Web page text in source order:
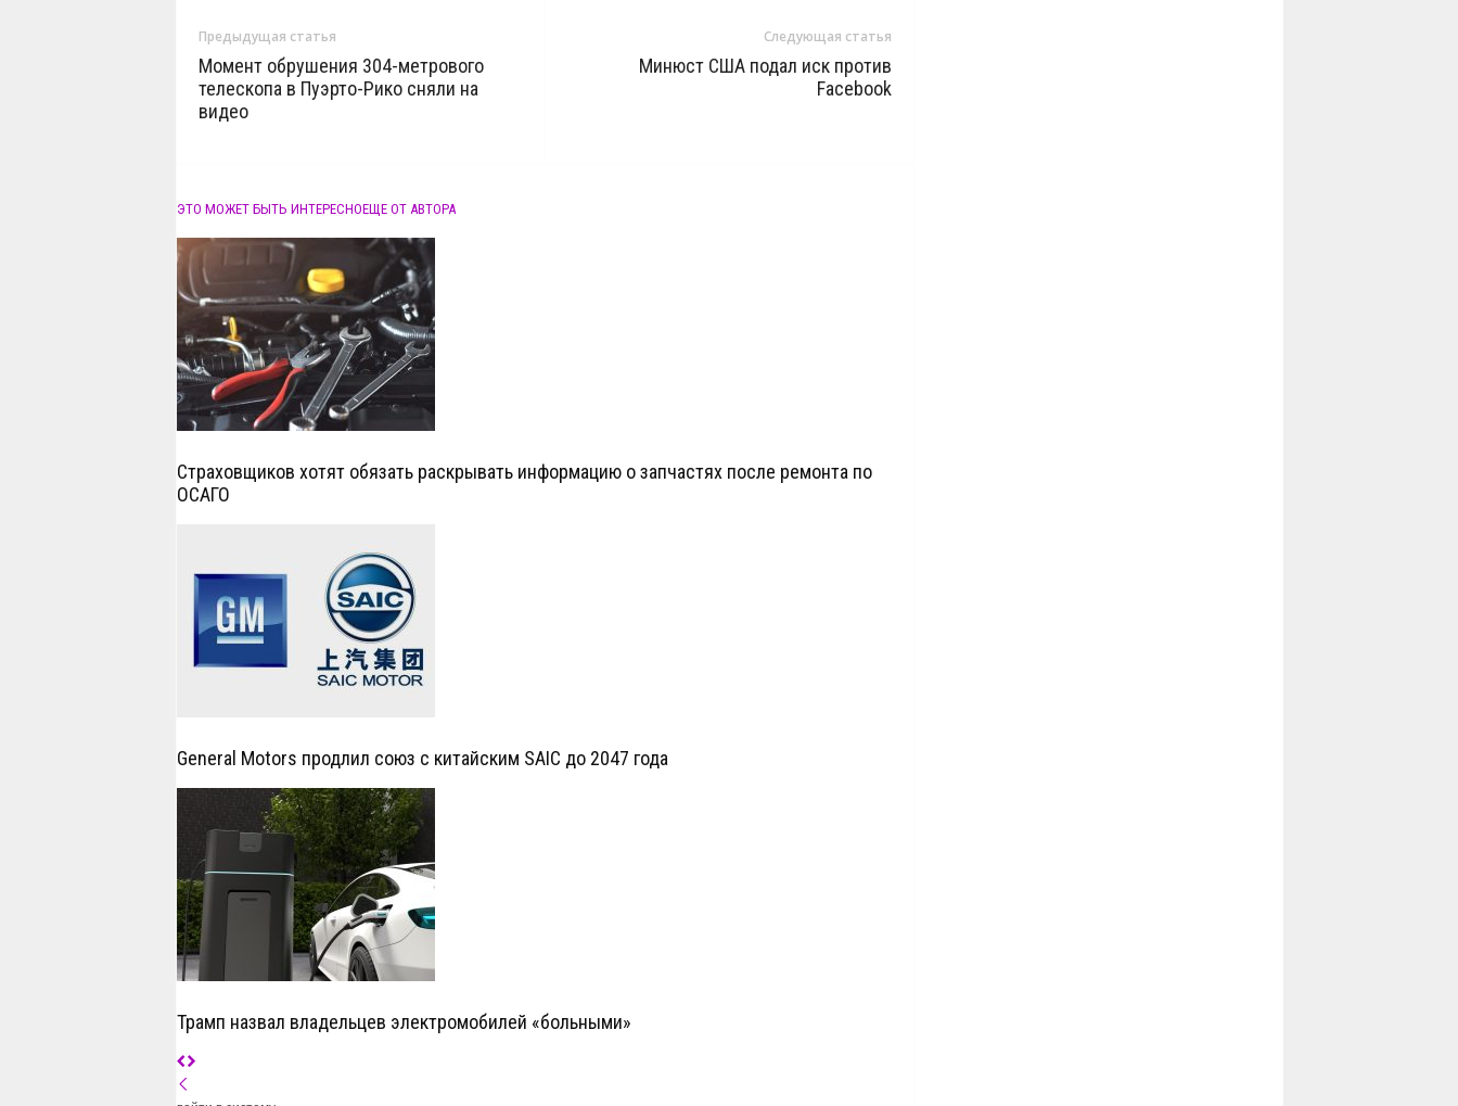
Предыдущая статья
Момент обрушения 304-метрового
телескопа в Пуэрто-Рико сняли на
видео
Следующая статья
Минюст США подал иск против
Facebook
ЭТО МОЖЕТ БЫТЬ ИНТЕРЕСНОЕЩЕ ОТ АВТОРА
Страховщиков хотят обязать раскрывать информацию о запчастях после ремонта по
ОСАГО
General Motors продлил союз с китайским SAIC до 2047 года
Трамп назвал владельцев электромобилей «больными»